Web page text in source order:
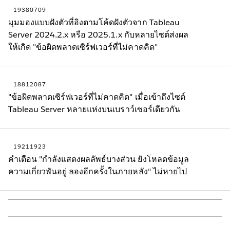
19380709
มุมมองแบบฝังตัวที่อิงตามโค้ดฝังตัวจาก Tableau
Server 2024.2.x หรือ 2025.1.x กับหลายไซต์ส่งผล
ให้เกิด "ข้อผิดพลาดเซิร์ฟเวอร์ที่ไม่คาดคิด"
18812087
"ข้อผิดพลาดเซิร์ฟเวอร์ที่ไม่คาดคิด" เมื่อเข้าถึงไซต์
Tableau Server หลายแห่งบนเบราว์เซอร์เดียวกัน
19211923
คำเตือน "กำลังแสดงผลลัพธ์บางส่วน ยังโหลดข้อมูล
ความเกี่ยวพันอยู่ ลองอีกครั้งในภายหลัง" ไม่หายไป